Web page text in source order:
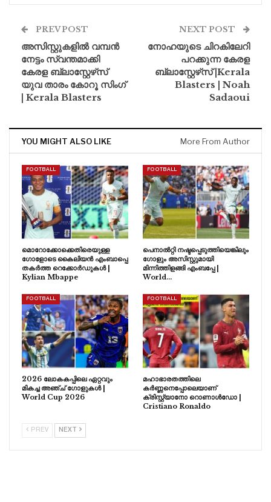
PREV POST
അസിസ്റ്റുകളിൽ വമ്പൻ
നേട്ടം സ്വന്തമാക്കി
കേരള ബ്ലാസ്റ്റേഴ്‌സ്
യുവ താരം കോറൂ സിംഗ്
| Kerala Blasters
NEXT POST
നോഹയുടെ ചിറകിലേറി
പറക്കുന്ന കേരള
ബ്ലാസ്റ്റേഴ്‌സ് |Kerala
Blasters | Noah
Sadaoui
YOU MIGHT ALSO LIKE More From Author
FOOTBALL
മൊറോക്കോക്കെതിരെയുള്ള
ഗോളോടെ കൈലിയൻ എംബാപ്പെ
തകർത്ത റെക്കോർഡുകൾ |
Kylian Mbappe
FOOTBALL
പെനാൽറ്റി നഷ്ടപ്പെടുത്തിയെങ്കിലും
ഗോളും അസിസ്റ്റുമായി
മിന്നിത്തിളങ്ങി എംബപ്പേ |
World…
FOOTBALL
2026 ലോകകപ്പിലെ ഏറ്റവും
മികച്ച അഞ്ച് ഗോളുകൾ |
World Cup 2026
FOOTBALL
മഹാഭാരതത്തിലെ
കർണ്ണനെപ്പോലെയാണ്
ക്രിസ്റ്റ്യാനോ റൊണാൾഡോ |
Cristiano Ronaldo
PREV NEXT